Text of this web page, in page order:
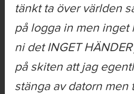
tänkt ta över världen
på logga in men inget
ni det INGET
på skiten att jag
stänga av datorn men